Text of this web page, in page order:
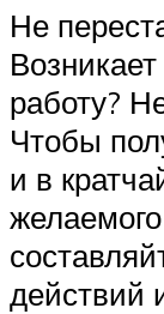
Не
работу?
Чтобы
и в
действий